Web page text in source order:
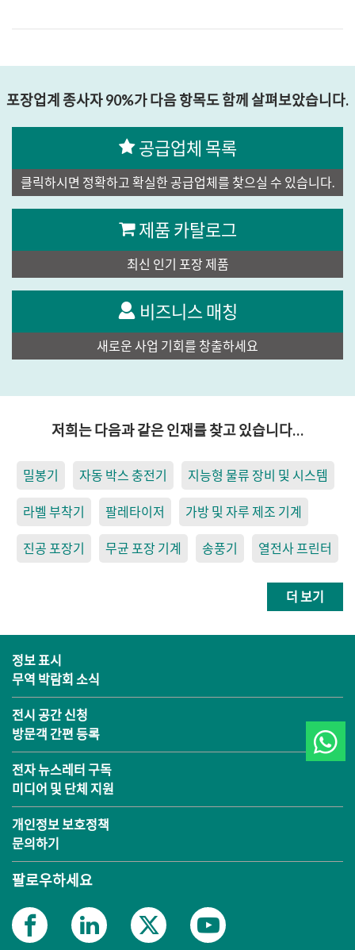
포장업계 종사자 90%가 다음 항목도 함께 살펴보았습니다.
공급업체 목록
클릭하시면 정확하고 확실한 공급업체를 찾으실 수 있습니다.
제품 카탈로그
최신 인기 포장 제품
비즈니스 매칭
새로운 사업 기회를 창출하세요
저희는 다음과 같은 인재를 찾고 있습니다…
밀봉기 자동 박스 충전기 지능형 물류 장비 및 시스템
라벨 부착기 팔레타이저 가방 및 자루 제조 기계
진공 포장기 무균 포장 기계 송풍기 열전사 프린터
더 보기
정보 표시
무역 박람회 소식
전시 공간 신청
방문객 간편 등록
전자 뉴스레터 구독
미디어 및 단체 지원
개인정보 보호정책
문의하기
팔로우하세요